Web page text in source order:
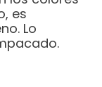
es
Lo